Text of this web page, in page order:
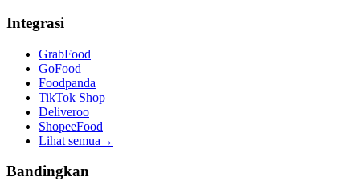
Integrasi
GrabFood
GoFood
Foodpanda
TikTok Shop
Deliveroo
ShopeeFood
Lihat semua →
Bandingkan